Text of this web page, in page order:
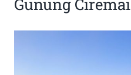
Gunung Ciremai